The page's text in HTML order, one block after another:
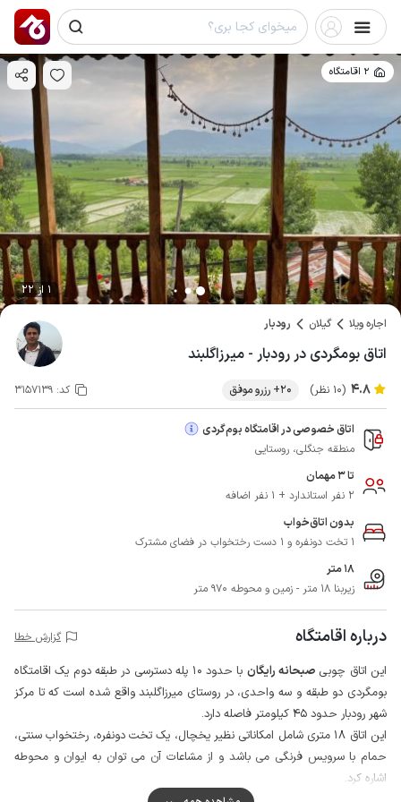
2 اقامتگاه
1 از 22
اجاره ویلا گیلان رودبار
اتاق بومگردی در رودبار - میرزاگلبند
4.8 (10 نظر) 20+ رزرو موفق کد: 3157139
اتاق خصوصی در اقامتگاه بوم‌گردی
منطقه جنگلی، روستایی
تا 3 مهمان
2 نفر استاندارد + 1 نفر اضافه
بدون اتاق‌خواب
1 تخت دونفره و 1 دست رختخواب در فضای مشترک
18 متر
زیربنا 18 متر - زمین و محوطه 970 متر
درباره اقامتگاه گزارش خطا
این اتاق چوبیصبحانه رایگان
با حدود 10 پله دسترسی در طبقه دوم یک اقامتگاه
بومگردی دو طبقه و سه واحدی، در روستای میرزاگلبند واقع شده است که تا مرکز
شهر رودبار حدود 45 کیلومتر فاصله دارد.
این اتاق 18 متری شامل امکاناتی نظیر یخچال، یک تخت دونفره، رختخواب سنتی،
حمام با سرویس فرنگی می باشد و از مشاعات آن می توان به ایوان و محوطه
اشاره کرد.